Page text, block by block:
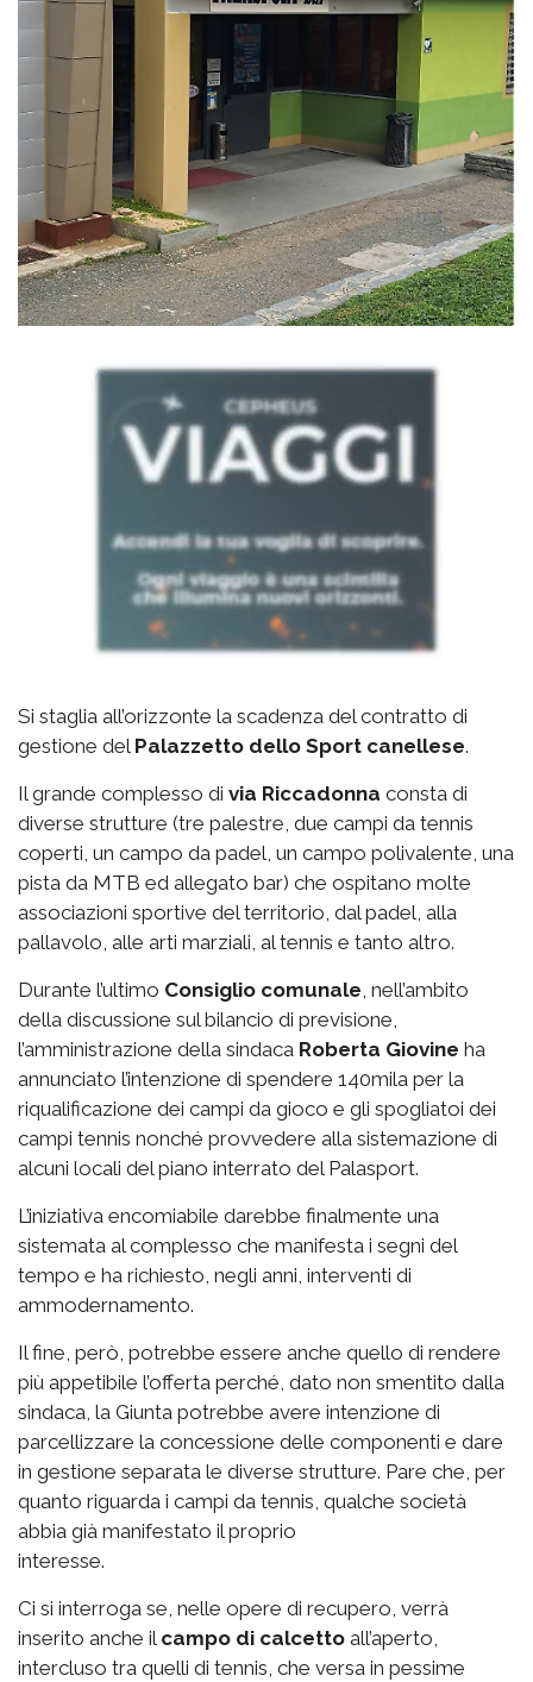
Si staglia all’orizzonte la scadenza del contratto di
gestione del Palazzetto dello Sport canellese.
Il grande complesso di via Riccadonna consta di
diverse strutture (tre palestre, due campi da tennis
coperti, un campo da padel, un campo polivalente, una
pista da MTB ed allegato bar) che ospitano molte
associazioni sportive del territorio, dal padel, alla
pallavolo, alle arti marziali, al tennis e tanto altro.
Durante l’ultimo Consiglio comunale, nell’ambito
della discussione sul bilancio di previsione,
l’amministrazione della sindaca Roberta Giovine ha
annunciato l’intenzione di spendere 140mila per la
riqualificazione dei campi da gioco e gli spogliatoi dei
campi tennis nonché provvedere alla sistemazione di
alcuni locali del piano interrato del Palasport.
L’iniziativa encomiabile darebbe finalmente una
sistemata al complesso che manifesta i segni del
tempo e ha richiesto, negli anni, interventi di
ammodernamento.
Il fine, però, potrebbe essere anche quello di rendere
più appetibile l’offerta perché, dato non smentito dalla
sindaca, la Giunta potrebbe avere intenzione di
parcellizzare la concessione delle componenti e dare
in gestione separata le diverse strutture. Pare che, per
quanto riguarda i campi da tennis, qualche società
abbia già manifestato il proprio
interesse.
Ci si interroga se, nelle opere di recupero, verrà
inserito anche il campo di calcetto all’aperto,
intercluso tra quelli di tennis, che versa in pessime